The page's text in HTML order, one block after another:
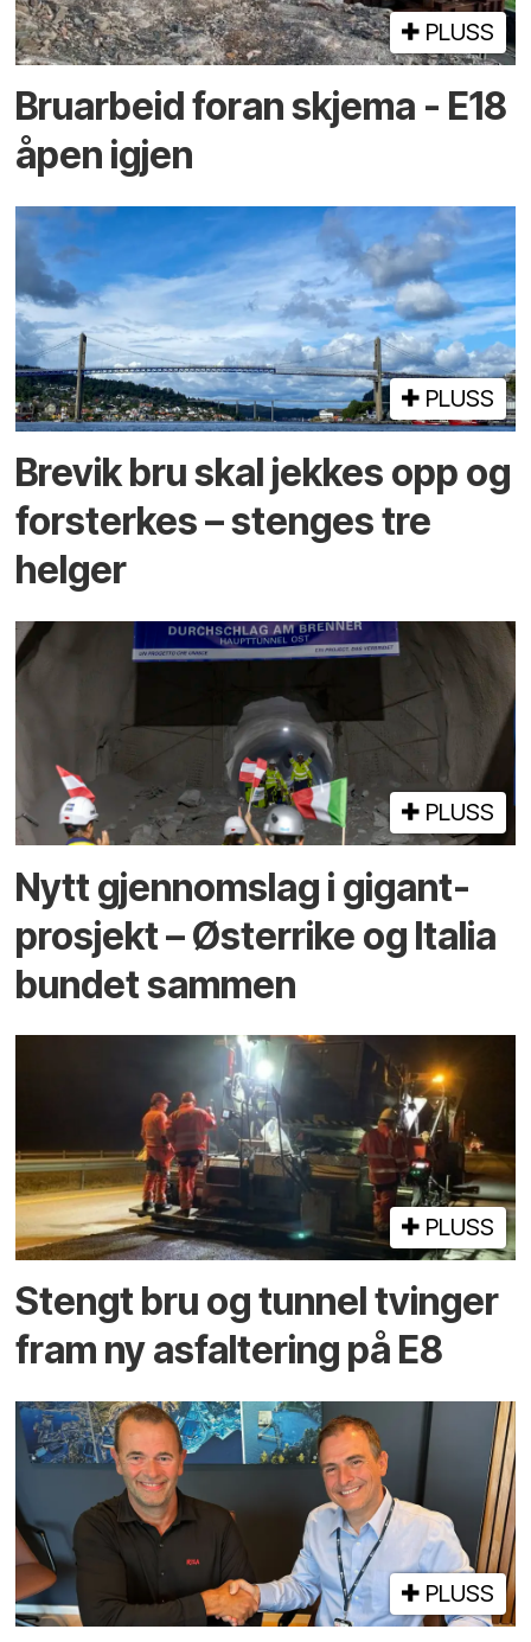
PLUSS
Bruarbeid foran skjema - E18
åpen igjen
PLUSS
Brevik bru skal jekkes opp og
forsterkes – stenges tre
helger
PLUSS
Nytt gjennomslag i gigant­
prosjekt – Østerrike og Italia
bundet sammen
PLUSS
Stengt bru og tunnel tvinger
fram ny asfaltering på E8
PLUSS